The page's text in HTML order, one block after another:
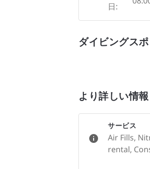
日:
ダイビングスポ
より詳しい情報
サービス
Air Fills,
rental,